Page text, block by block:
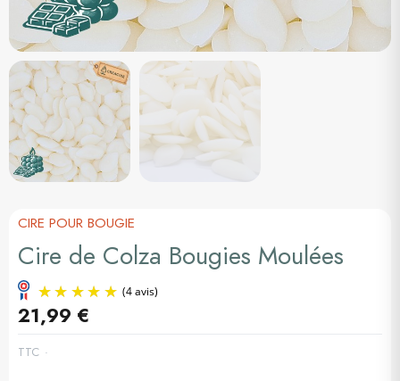
CIRE POUR BOUGIE
Cire de Colza Bougies Moulées
21,99 €
TTC